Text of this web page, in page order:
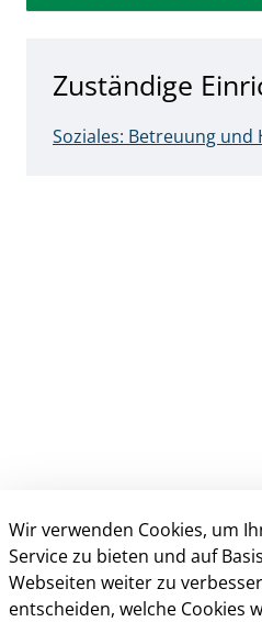
Zuständige
Soziales: Betreuung und
Anschrift & Kontakt
Kreisverwaltung Gütersloh
Herzebrocker Str. 140
Wir verwenden Cookies, um
Service zu bieten und auf
Webseiten weiter zu
entscheiden, welche Cookies